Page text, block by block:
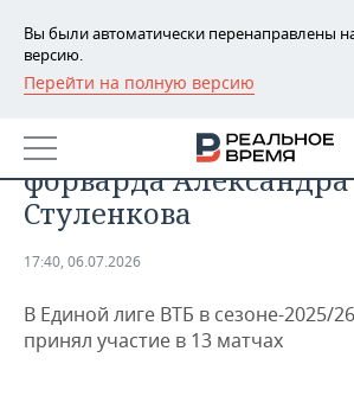
Вы были автоматически перенаправлены
версию.
Перейти на полную версию
РЕГИОНЫ
БАШКОРТОСТАН
ТАТАРСТАН
НОВОСТИ
АНАЛИТИКА
ДЕКЛАРАЦИИ О ДОХОДАХ
КОРОЛИ ГОСЗАКАЗА ПФО
НОВОСТИ ЭКОНОМИКИ
ФИНАНСЫ
ПРОМЫШЛЕННОСТЬ
НОВОСТИ
НЕДВИЖИМОСТЬ
УНИКС объявил об
форварда Александра
Стуленкова
17:40, 06.07.2026
В Единой лиге ВТБ в сезоне-2025/
принял участие в 13 матчах